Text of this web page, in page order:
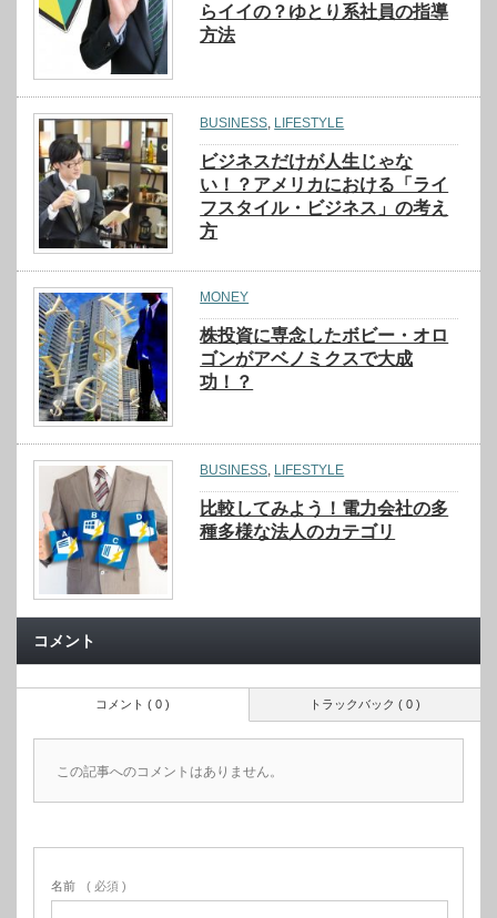
らイイの？ゆとり系社員の指導
方法
BUSINESS, LIFESTYLE
ビジネスだけが人生じゃな
い！？アメリカにおける「ライ
フスタイル・ビジネス」の考え
方
MONEY
株投資に専念したボビー・オロ
ゴンがアベノミクスで大成
功！？
BUSINESS, LIFESTYLE
比較してみよう！電力会社の多
種多様な法人のカテゴリ
コメント
トラックバック ( 0 )
コメント ( 0 )
この記事へのコメントはありません。
名前 ( 必須 )